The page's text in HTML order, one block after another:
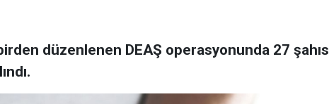
düzenlenen DEAŞ operasyonunda 27 şahıs